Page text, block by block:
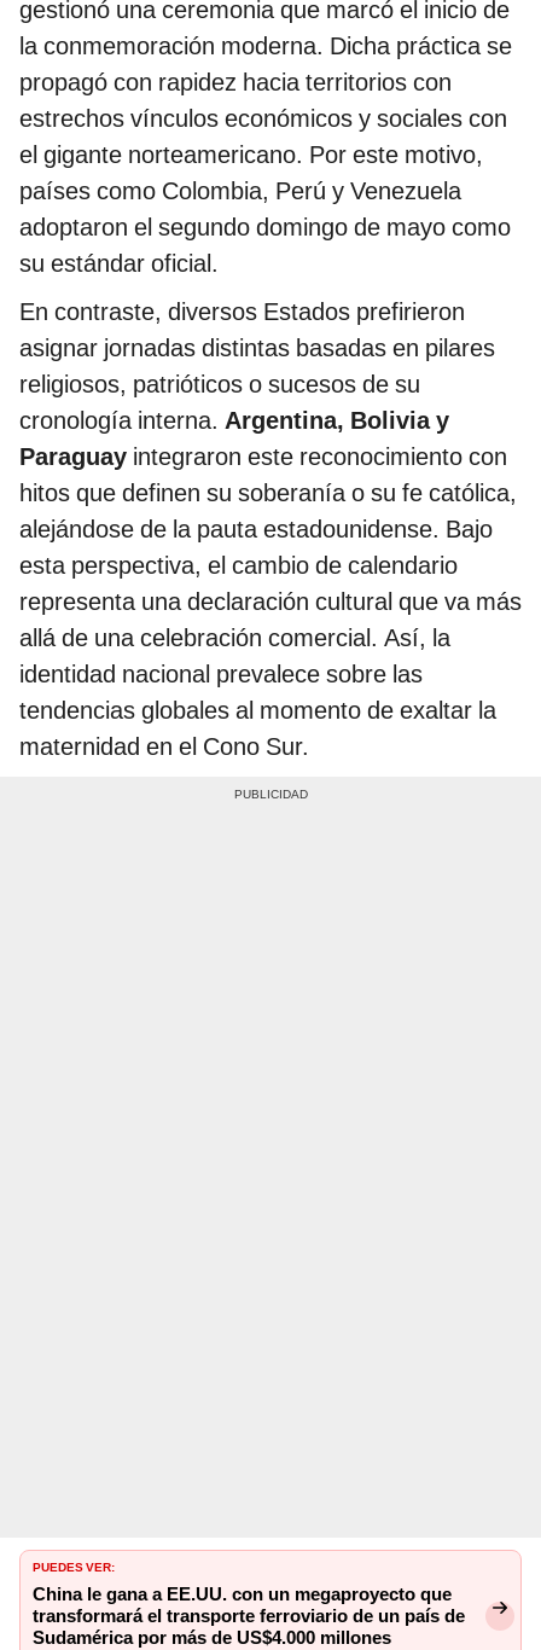
gestionó una ceremonia que marcó el inicio de
la conmemoración moderna. Dicha práctica se
propagó con rapidez hacia territorios con
estrechos vínculos económicos y sociales con
el gigante norteamericano. Por este motivo,
países como Colombia, Perú y Venezuela
adoptaron el segundo domingo de mayo como
su estándar oficial.
En contraste, diversos Estados prefirieron
asignar jornadas distintas basadas en pilares
religiosos, patrióticos o sucesos de su
cronología interna. Argentina, Bolivia y
Paraguay integraron este reconocimiento con
hitos que definen su soberanía o su fe católica,
alejándose de la pauta estadounidense. Bajo
esta perspectiva, el cambio de calendario
representa una declaración cultural que va más
allá de una celebración comercial. Así, la
identidad nacional prevalece sobre las
tendencias globales al momento de exaltar la
maternidad en el Cono Sur.
PUEDES VER:
China le gana a EE.UU. con un megaproyecto que
transformará el transporte ferroviario de un país de
Sudamérica por más de US$4.000 millones